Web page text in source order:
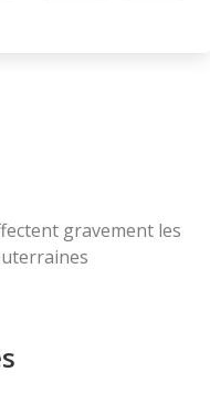
gravement les